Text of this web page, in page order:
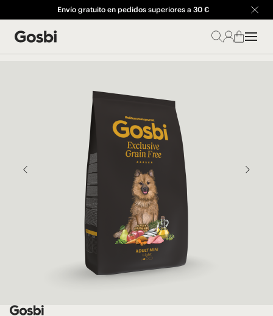
Envío gratuito en pedidos superiores a 30 €